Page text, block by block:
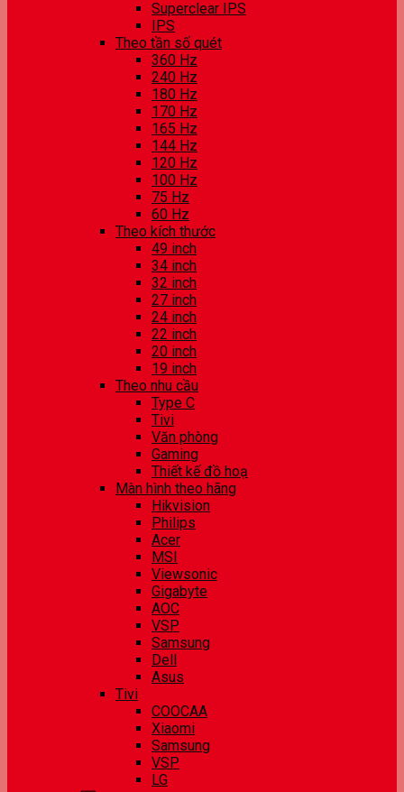
Superclear IPS
IPS
Theo tần số quét
360 Hz
240 Hz
180 Hz
170 Hz
165 Hz
144 Hz
120 Hz
100 Hz
75 Hz
60 Hz
Theo kích thước
49 inch
34 inch
32 inch
27 inch
24 inch
22 inch
20 inch
19 inch
Theo nhu cầu
Type C
Tivi
Văn phòng
Gaming
Thiết kế đồ hoạ
Màn hình theo hãng
Hikvision
Philips
Acer
MSI
Viewsonic
Gigabyte
AOC
VSP
Samsung
Dell
Asus
Tivi
COOCAA
Xiaomi
Samsung
VSP
LG